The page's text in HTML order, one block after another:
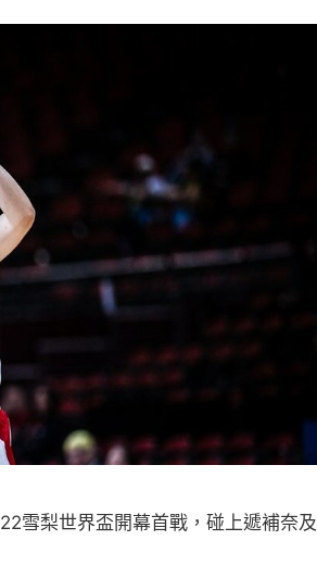
雪梨世界盃開幕首戰，碰上遞補奈及